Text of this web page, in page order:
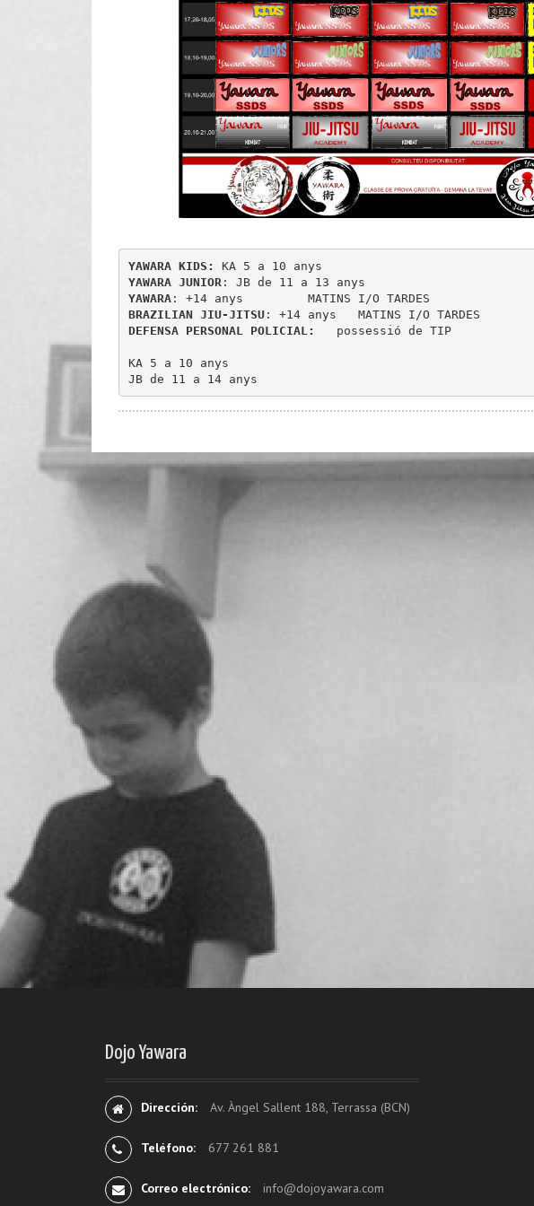
YAWARA KIDS:
YAWARA JUNIOR
YAWARA
BRAZILIAN JIU-JITSU
DEFENSA PERSONAL POLICIAL:
possessió de TIP
KA 5 a 10 anys
JB de 11 a 14 anys
Dojo Yawara
Dirección: Av. Àngel Sallent 188, Terrassa (BCN)
Teléfono: 677 261 881
Correo electrónico: info@dojoyawara.com